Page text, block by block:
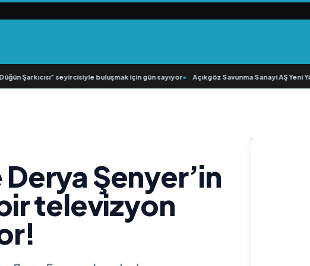
Şarkıcısı” seyircisiyle buluşmak için gün sayıyor• Açıkgöz Savunma Sanayi AŞ Yeni
Şenyer’in
televizyon